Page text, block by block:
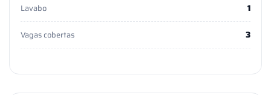
Lavabo 1
Vagas cobertas 3